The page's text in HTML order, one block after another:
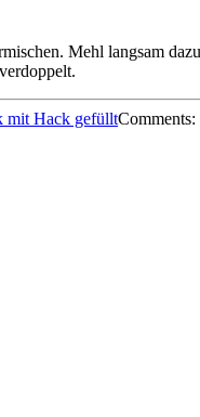
Mehl langsam
mit Hack gefülltComments: